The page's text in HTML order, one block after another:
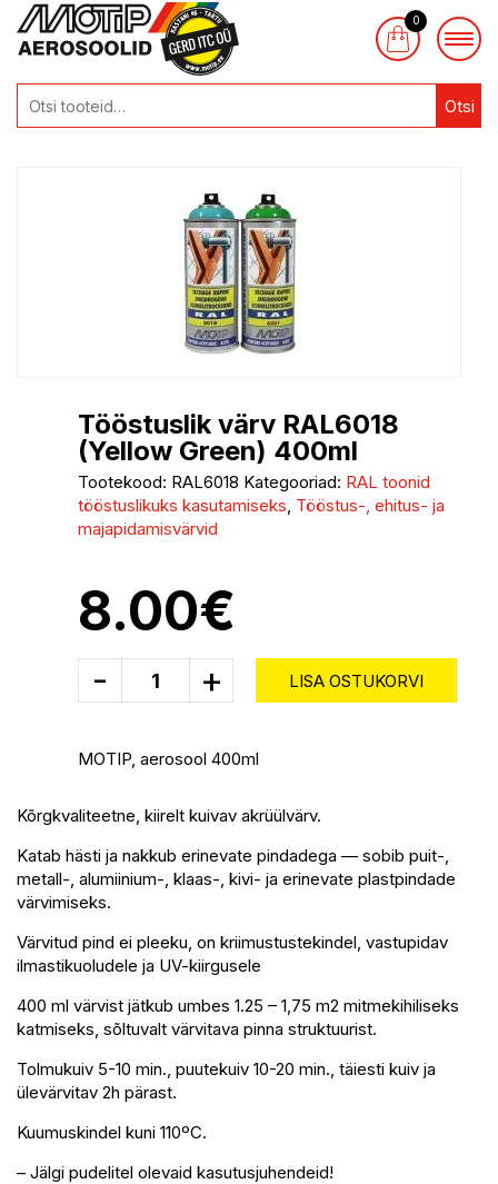
Otsi
0
Tööstuslik värv RAL6018
(Yellow Green) 400ml
Tootekood: RAL6018 Kategooriad: RAL toonid
tööstuslikuks kasutamiseks, Tööstus-, ehitus- ja
majapidamisvärvid
8.00€
- + LISA OSTUKORVI
MOTIP, aerosool 400ml
Kõrgkvaliteetne, kiirelt kuivav akrüülvärv.
Katab hästi ja nakkub erinevate pindadega — sobib puit-,
metall-, alumiinium-, klaas-, kivi- ja erinevate plastpindade
värvimiseks.
Värvitud pind ei pleeku, on kriimustustekindel, vastupidav
ilmastikuoludele ja UV-kiirgusele
400 ml värvist jätkub umbes 1.25 – 1,75 m2 mitmekihiliseks
katmiseks, sõltuvalt värvitava pinna struktuurist.
Tolmukuiv 5-10 min., puutekuiv 10-20 min., täiesti kuiv ja
ülevärvitav 2h pärast.
Kuumuskindel kuni 110ºC.
– Jälgi pudelitel olevaid kasutusjuhendeid!